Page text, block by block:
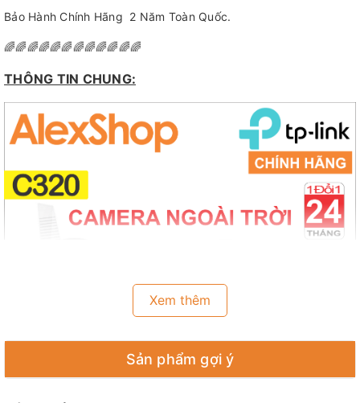
Bảo Hành Chính Hãng 2 Năm Toàn Quốc.
🌈🌈🌈🌈🌈🌈🌈🌈🌈🌈🌈🌈
THÔNG TIN CHUNG:
Xem thêm
Sản phẩm gợi ý